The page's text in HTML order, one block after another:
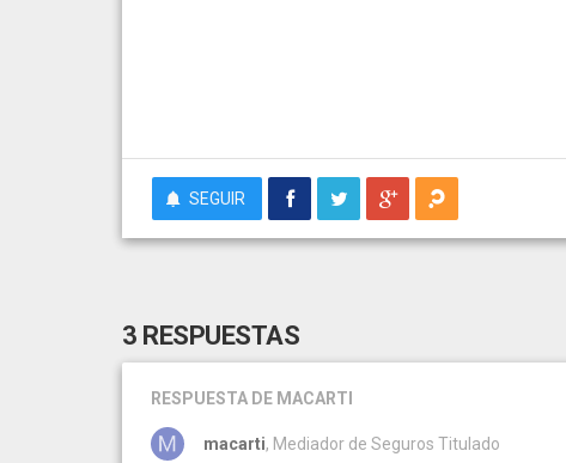
SEGUIR
3 RESPUESTAS
RESPUESTA DE MACARTI
macarti, Mediador de Seguros Titulado